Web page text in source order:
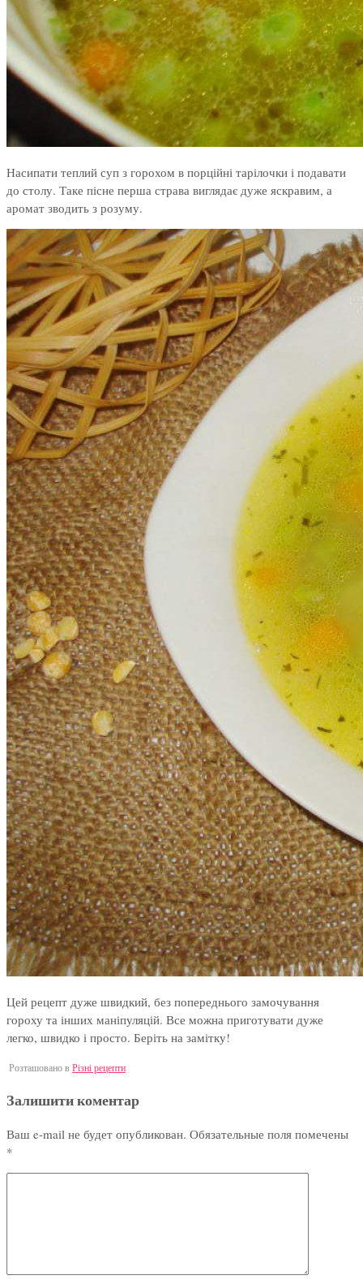
Насипати теплий суп з горохом в порційні тарілочки і подавати
до столу. Таке пісне перша страва виглядає дуже яскравим, а
аромат зводить з розуму.
Цей рецепт дуже швидкий, без попереднього замочування
гороху та інших маніпуляцій. Все можна приготувати дуже
легко, швидко і просто. Беріть на замітку!
Розташовано в Різні рецепти
Залишити коментар
Ваш e-mail не будет опубликован. Обязательные поля помечены
*